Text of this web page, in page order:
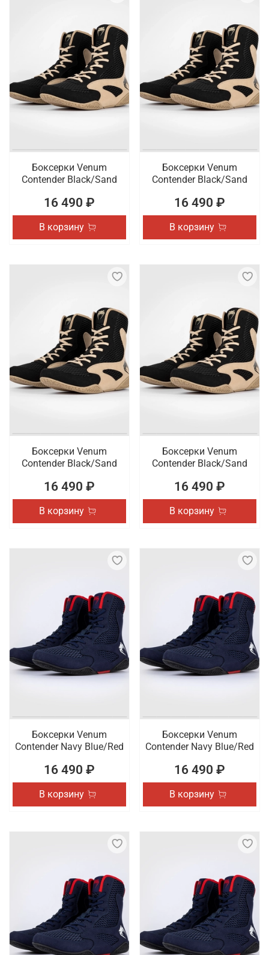
Боксерки Venum
Contender Black/Sand
16 490 ₽
В корзину
Боксерки Venum
Contender Black/Sand
16 490 ₽
В корзину
Боксерки Venum
Contender Black/Sand
16 490 ₽
В корзину
Боксерки Venum
Contender Black/Sand
16 490 ₽
В корзину
Боксерки Venum
Contender Navy Blue/Red
16 490 ₽
В корзину
Боксерки Venum
Contender Navy Blue/Red
16 490 ₽
В корзину